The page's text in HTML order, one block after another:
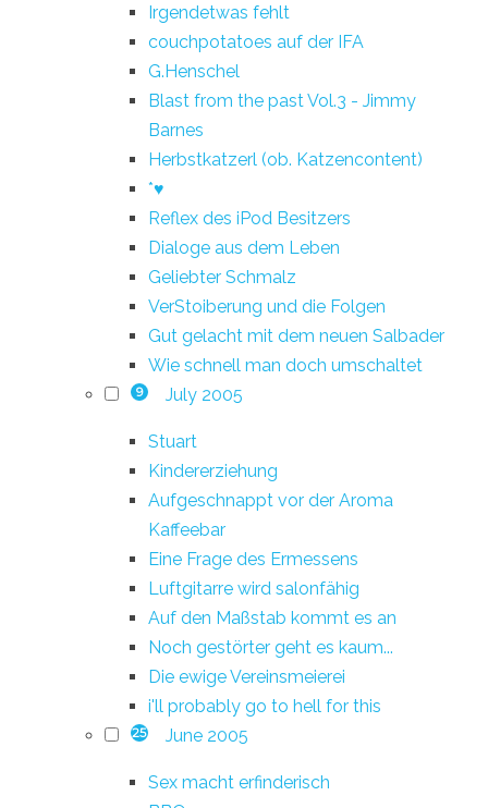
Irgendetwas fehlt
couchpotatoes auf der IFA
G.Henschel
Blast from the past Vol.3 - Jimmy
Barnes
Herbstkatzerl (ob. Katzencontent)
*♥
Reflex des iPod Besitzers
Dialoge aus dem Leben
Geliebter Schmalz
VerStoiberung und die Folgen
Gut gelacht mit dem neuen Salbader
Wie schnell man doch umschaltet
9 July 2005
Stuart
Kindererziehung
Aufgeschnappt vor der Aroma
Kaffeebar
Eine Frage des Ermessens
Luftgitarre wird salonfähig
Auf den Maßstab kommt es an
Noch gestörter geht es kaum...
Die ewige Vereinsmeierei
i'll probably go to hell for this
25 June 2005
Sex macht erfinderisch